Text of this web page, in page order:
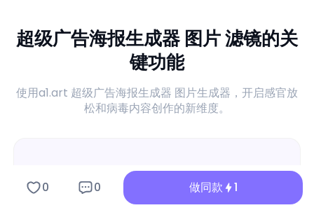
超级广告海报生成器 图片 滤镜的关
键功能
使用a1.art 超级广告海报生成器 图片生成器，开启感官放
松和病毒内容创作的新维度。
0 0 做同款 1